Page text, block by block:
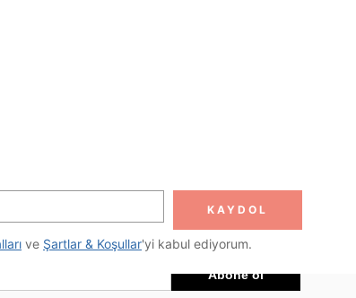
Abone ol
KAYDOL
ve Şartlar & Koşullar'yi kabul ediyorum.